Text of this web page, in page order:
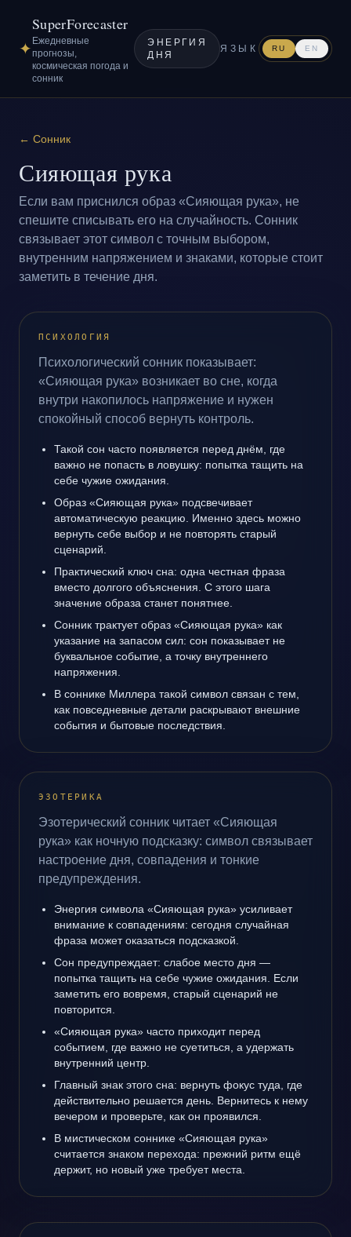
✦
SuperForecaster
Ежедневные
прогнозы,
космическая погода и
сонник
ЭНЕРГИЯ
ДНЯ
ЯЗЫК RU EN
← Сонник
Сияющая рука
Если вам приснился образ «Сияющая рука», не
спешите списывать его на случайность. Сонник
связывает этот символ с точным выбором,
внутренним напряжением и знаками, которые стоит
заметить в течение дня.
ПСИХОЛОГИЯ
Психологический сонник показывает:
«Сияющая рука» возникает во сне, когда
внутри накопилось напряжение и нужен
спокойный способ вернуть контроль.
Такой сон часто появляется перед днём, где
важно не попасть в ловушку: попытка тащить на
себе чужие ожидания.
Образ «Сияющая рука» подсвечивает
автоматическую реакцию. Именно здесь можно
вернуть себе выбор и не повторять старый
сценарий.
Практический ключ сна: одна честная фраза
вместо долгого объяснения. С этого шага
значение образа станет понятнее.
Сонник трактует образ «Сияющая рука» как
указание на запасом сил: сон показывает не
буквальное событие, а точку внутреннего
напряжения.
В соннике Миллера такой символ связан с тем,
как повседневные детали раскрывают внешние
события и бытовые последствия.
ЭЗОТЕРИКА
Эзотерический сонник читает «Сияющая
рука» как ночную подсказку: символ связывает
настроение дня, совпадения и тонкие
предупреждения.
Энергия символа «Сияющая рука» усиливает
внимание к совпадениям: сегодня случайная
фраза может оказаться подсказкой.
Сон предупреждает: слабое место дня —
попытка тащить на себе чужие ожидания. Если
заметить его вовремя, старый сценарий не
повторится.
«Сияющая рука» часто приходит перед
событием, где важно не суетиться, а удержать
внутренний центр.
Главный знак этого сна: вернуть фокус туда, где
действительно решается день. Вернитесь к нему
вечером и проверьте, как он проявился.
В мистическом соннике «Сияющая рука»
считается знаком перехода: прежний ритм ещё
держит, но новый уже требует места.